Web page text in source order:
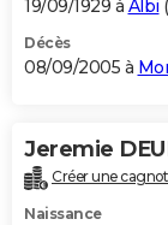
19/09/1929 à Albi (
Décès
08/09/2005 à
Jeremie
Créer une
Naissance